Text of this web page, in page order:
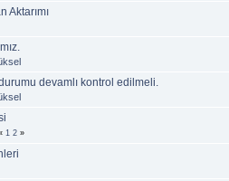
Aktarımı
devamlı kontrol edilmeli.
1 2 »